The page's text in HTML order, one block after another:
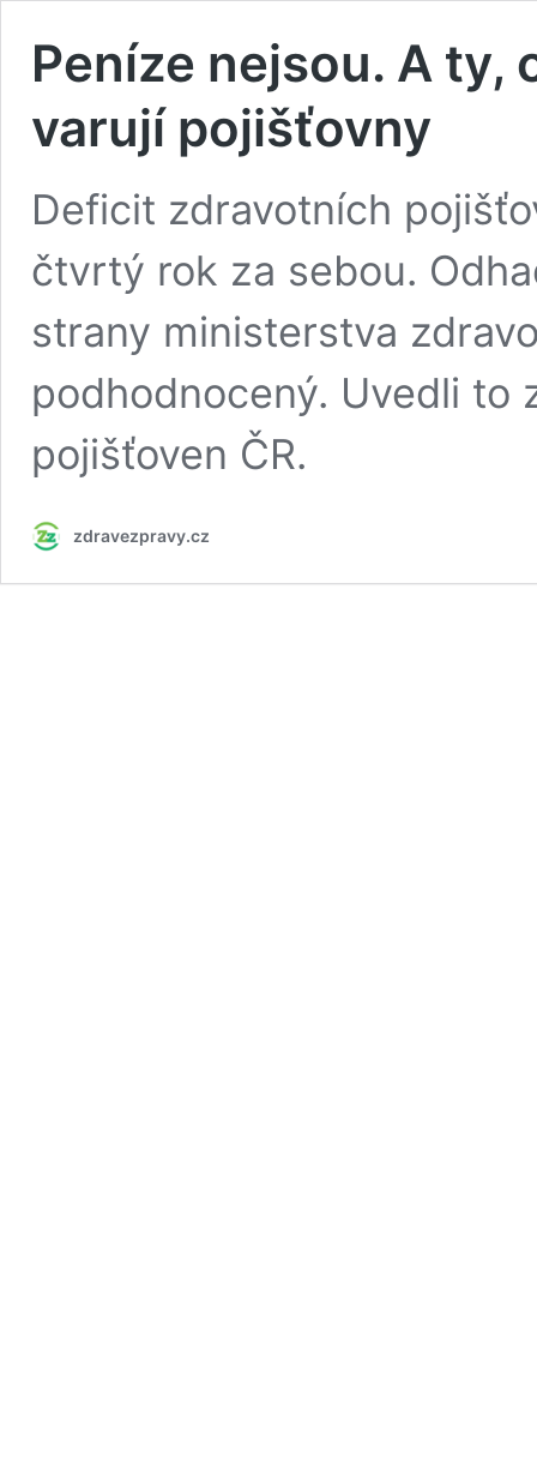
Peníze nejsou. A ty,
varují pojišťovny
Deficit zdravotních
čtvrtý rok za sebou.
strany ministerstva
podhodnocený. Uvedli to
pojišťoven ČR.
zdravezpravy.cz